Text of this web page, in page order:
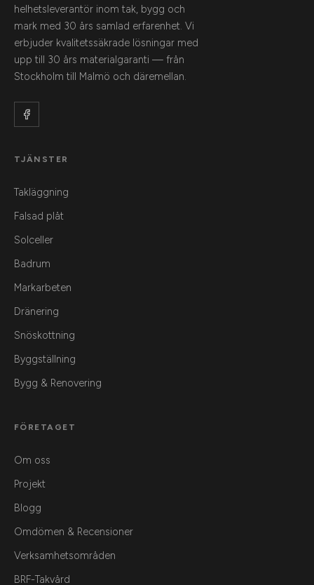
helhetsleverantör inom tak, bygg och
mark med 30 års samlad erfarenhet. Vi
erbjuder kvalitetssäkrade lösningar med
upp till 30 års materialgaranti — från
Stockholm till Malmö och däremellan.
TJÄNSTER
Takläggning
Falsad plåt
Solceller
Badrum
Markarbeten
Dränering
Snöskottning
Byggställning
Bygg & Renovering
FÖRETAGET
Om oss
Projekt
Blogg
Omdömen & Recensioner
Verksamhetsområden
BRF-Takvård